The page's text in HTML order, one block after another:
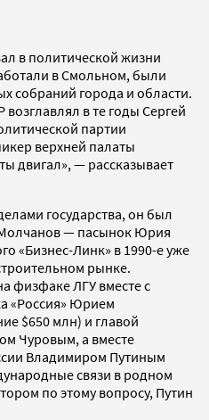
в политической жизни
в Смольном, были
собраний города и области.
в те годы Сергей
партии
верхней палаты
двигал», — рассказывает
государства, он был
— пасынок Юрия
«Бизнес-Линк» в 1990-е уже
рынке.
физфаке ЛГУ вместе с
«Россия» Юрием
$650 млн) и главой
Чуровым, а вместе
Владимиром Путиным
связи в родном
по этому вопросу, Путин